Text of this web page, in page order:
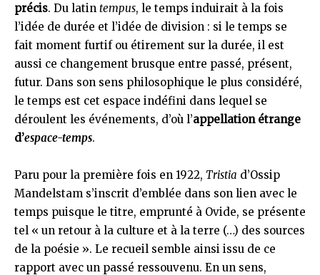
précis. Du latin tempus, le temps induirait à la fois
l’idée de durée et l’idée de division : si le temps se
fait moment furtif ou étirement sur la durée, il est
aussi ce changement brusque entre passé, présent,
futur. Dans son sens philosophique le plus considéré,
le temps est cet espace indéfini dans lequel se
déroulent les événements, d’où l’appellation étrange
d’espace-temps.
Paru pour la première fois en 1922, Tristia d’Ossip
Mandelstam s’inscrit d’emblée dans son lien avec le
temps puisque le titre, emprunté à Ovide, se présente
tel « un retour à la culture et à la terre (…) des sources
de la poésie ». Le recueil semble ainsi issu de ce
rapport avec un passé ressouvenu. En un sens,